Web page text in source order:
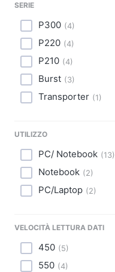
SERIE
P300 (4)
P220 (4)
P210 (4)
Burst (3)
Transporter (1)
UTILIZZO
PC/ Notebook (13)
Notebook (2)
PC/Laptop (2)
VELOCITÀ LETTURA DATI
450 (5)
550 (4)